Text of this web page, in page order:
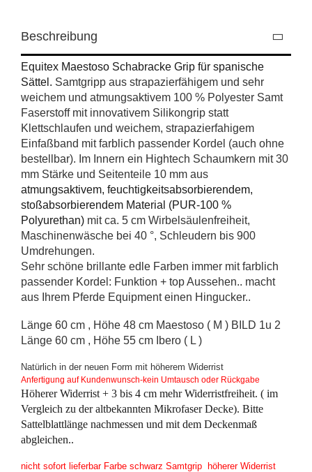
Beschreibung
Equitex Maestoso Schabracke Grip für spanische
Sättel. Samtgripp aus strapazierfähigem und sehr
weichem und atmungsaktivem 100 % Polyester Samt
Faserstoff mit innovativem Silikongrip statt
Klettschlaufen und weichem, strapazierfahigem
Einfaßband mit farblich passender Kordel (auch ohne
bestellbar). Im Innern ein Hightech Schaumkern mit 30
mm Stärke und Seitenteile 10 mm aus
atmungsaktivem, feuchtigkeitsabsorbierendem,
stoßabsorbierendem Material (PUR-100 %
Polyurethan) mit ca. 5 cm Wirbelsäulenfreiheit,
Maschinenwäsche bei 40 °, Schleudern bis 900
Umdrehungen.
Sehr schöne brillante edle Farben immer mit farblich
passender Kordel: Funktion + top Aussehen.. macht
aus Ihrem Pferde Equipment einen Hingucker..
Länge 60 cm , Höhe 48 cm Maestoso ( M ) BILD 1u 2
Länge 60 cm , Höhe 55 cm Ibero ( L )
Natürlich in der neuen Form mit höherem Widerrist
Anfertigung auf Kundenwunsch-kein Umtausch oder Rückgabe
Höherer Widerrist + 3 bis 4 cm mehr Widerristfreiheit. ( im
Vergleich zu der altbekannten Mikrofaser Decke). Bitte
Sattelblattlänge nachmessen und mit dem Deckenmaß
abgleichen..
nicht sofort lieferbar Farbe schwarz Samtgrip höherer Widerrist